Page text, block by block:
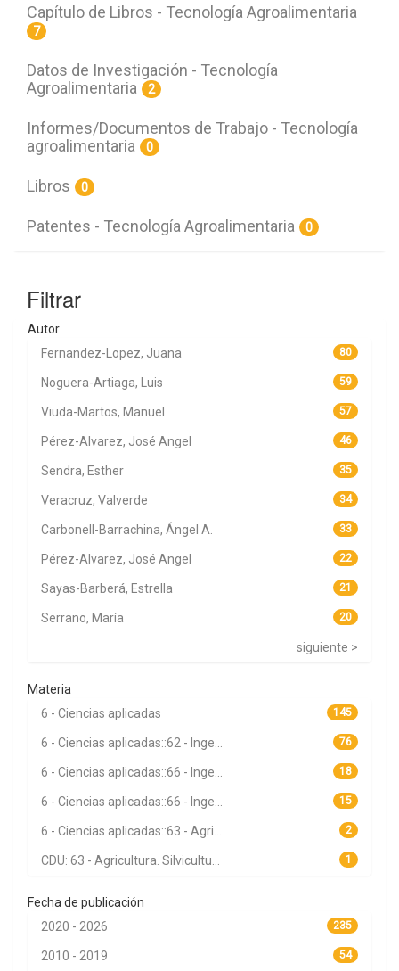
Capítulo de Libros - Tecnología Agroalimentaria
7
Datos de Investigación - Tecnología
Agroalimentaria
2
Informes/Documentos de Trabajo - Tecnología
agroalimentaria
0
Libros 0
Patentes - Tecnología Agroalimentaria 0
Filtrar
Autor
80
Fernandez-Lopez, Juana
59
Noguera-Artiaga, Luis
57
Viuda-Martos, Manuel
46
Pérez-Alvarez, José Angel
35
Sendra, Esther
34
Veracruz, Valverde
33
Carbonell-Barrachina, Ángel A.
22
Pérez-Alvarez, José Angel
21
Sayas-Barberá, Estrella
20
Serrano, María
siguiente >
Materia
145
6 - Ciencias aplicadas
76
6 - Ciencias aplicadas::62 - Inge...
18
6 - Ciencias aplicadas::66 - Inge...
15
6 - Ciencias aplicadas::66 - Inge...
2
6 - Ciencias aplicadas::63 - Agri...
1
CDU: 63 - Agricultura. Silvicultu...
Fecha de publicación
235
2020 - 2026
54
2010 - 2019